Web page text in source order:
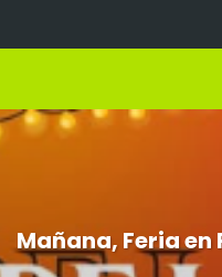
Mañana, Feria